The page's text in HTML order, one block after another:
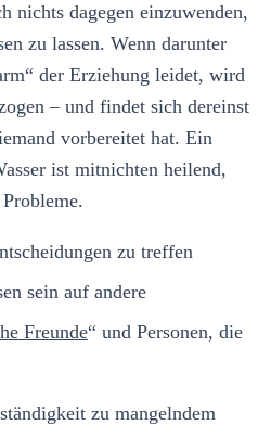
nichts dagegen einzuwenden,
zu lassen. Wenn darunter
der Erziehung leidet, wird
– und findet sich dereinst
vorbereitet hat. Ein
ist mitnichten heilend,
zu treffen
sein auf andere
Freunde“ und Personen, die
zu mangelndem